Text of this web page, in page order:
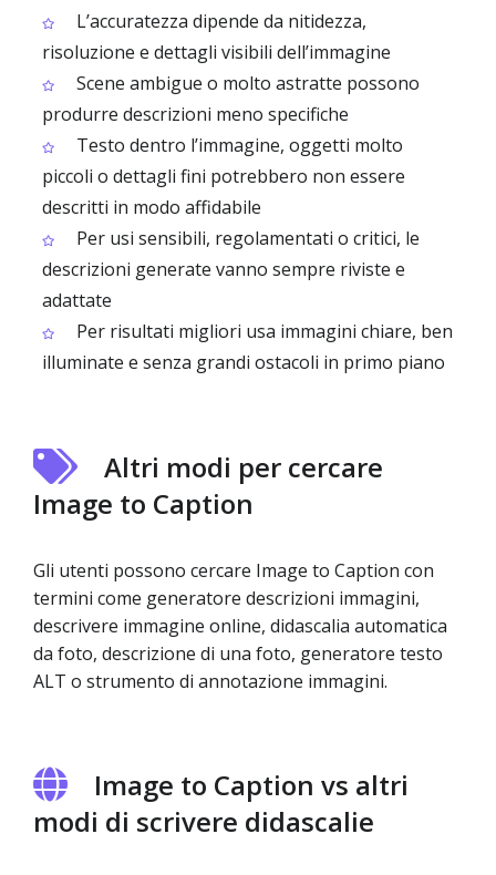
L’accuratezza dipende da nitidezza,
risoluzione e dettagli visibili dell’immagine
Scene ambigue o molto astratte possono
produrre descrizioni meno specifiche
Testo dentro l’immagine, oggetti molto
piccoli o dettagli fini potrebbero non essere
descritti in modo affidabile
Per usi sensibili, regolamentati o critici, le
descrizioni generate vanno sempre riviste e
adattate
Per risultati migliori usa immagini chiare, ben
illuminate e senza grandi ostacoli in primo piano
Altri modi per cercare
Image to Caption
Gli utenti possono cercare Image to Caption con
termini come generatore descrizioni immagini,
descrivere immagine online, didascalia automatica
da foto, descrizione di una foto, generatore testo
ALT o strumento di annotazione immagini.
Image to Caption vs altri
modi di scrivere didascalie